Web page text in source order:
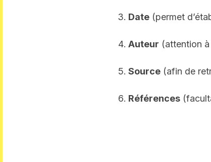
Date(permet
Auteur (attention
Source(afin de
Références